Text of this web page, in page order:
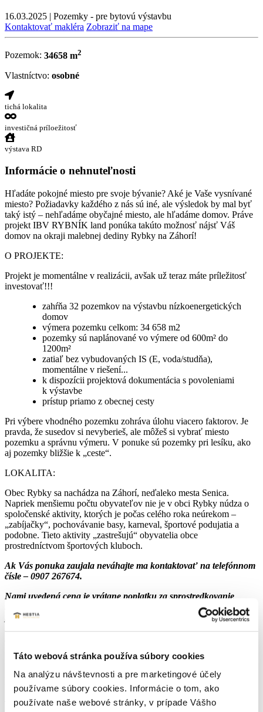
Táto webová stránka používa súbory cookies
Na analýzu návštevnosti a pre marketingové účely
používame súbory cookies. Informácie o tom, ako
používate naše webové stránky, v prípade Vášho
16.03.2025 | Pozemky - pre bytovú výstavbu
Kontaktovať makléra Zobraziť na mape
Pozemok: 34658 m2
Vlastníctvo: osobné
tichá lokalita
investičná príloežitosť
výstava RD
Informácie o nehnuteľnosti
Hľadáte pokojné miesto pre svoje bývanie? Aké je Vaše vysnívané
miesto? Požiadavky každého z nás sú iné, ale výsledok by mal byť
taký istý – nehľadáme obyčajné miesto, ale hľadáme domov. Práve
projekt IBV RYBNÍK land ponúka takúto možnosť nájsť Váš
domov na okraji malebnej dediny Rybky na Záhorí!
O PROJEKTE:
Projekt je momentálne v realizácii, avšak už teraz máte príležitosť
investovať!!!
zahŕňa 32 pozemkov na výstavbu nízkoenergetických
domov
výmera pozemku celkom: 34 658 m2
pozemky sú naplánované vo výmere od 600m² do
1200m²
zatiaľ bez vybudovaných IS (E, voda/studňa),
momentálne v riešení...
k dispozícii projektová dokumentácia s povoleniami
k výstavbe
prístup priamo z obecnej cesty
Pri výbere vhodného pozemku zohráva úlohu viacero faktorov. Je
pravda, že susedov si nevyberieš, ale môžeš si vybrať miesto
pozemku a správnu výmeru. V ponuke sú pozemky pri lesíku, ako
aj pozemky bližšie k „ceste“.
LOKALITA:
Obec Rybky sa nachádza na Záhorí, neďaleko mesta Senica.
Napriek menšiemu počtu obyvateľov nie je v obci Rybky núdza o
spoločenské aktivity, ktorých je počas celého roka neúrekom –
„zabíjačky“, pochovávanie basy, karneval, športové podujatia a
podobne. Tieto aktivity „zastrešujú“ obyvatelia obce
prostredníctvom športových kluboch.
Ak Vás ponuka zaujala neváhajte ma kontaktovať na telefónnom
čísle – 0907 267674.
Nami uvedená cena je vrátane poplatku za sprostredkovanie
realitnou kanceláriou, vrátane právneho servisu a všetkých
poplatkov, ako overenie podpisov, katastrálne poplatky ...
Parametre nehnuteľnosti
Typ:Predaj